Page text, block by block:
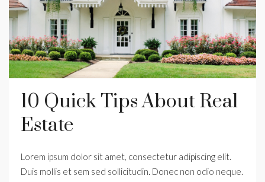
10 Quick Tips About Real
Estate
Lorem ipsum dolor sit amet, consectetur adipiscing elit.
Duis mollis et sem sed sollicitudin. Donec non odio neque.